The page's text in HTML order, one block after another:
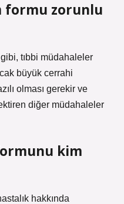
formu zorunlu
tıbbi müdahaleler
büyük cerrahi
olması gerekir ve
diğer müdahaleler
kim
hakkında